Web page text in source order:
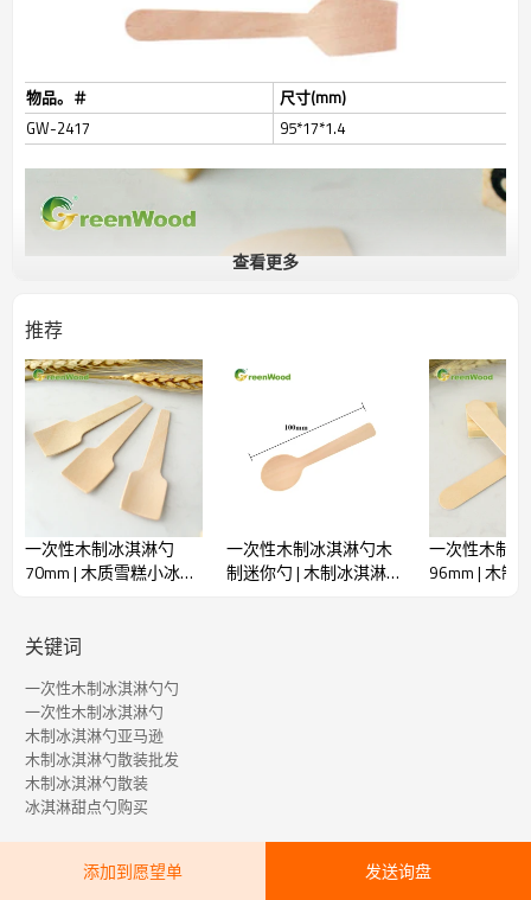
物品。＃
尺寸(mm)
GW-2417
95*17*1.4
查看更多
推荐
一次性木制冰淇淋勺
70mm | 木质雪糕小冰铲
一次性木制冰淇淋勺木
制迷你勺 | 木制冰淇淋勺
一次性木制
96mm | 木制
关键词
一次性木制冰淇淋勺勺
一次性木制冰淇淋勺
木制冰淇淋勺亚马逊
木制冰淇淋勺散装批发
木制冰淇淋勺散装
冰淇淋甜点勺购买
添加到愿望单 发送询盘